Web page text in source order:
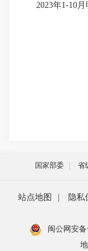
2023年1-10
国家部委 省
站点地图 隐私
闽公网安备